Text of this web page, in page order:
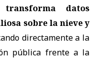
datos
sobre la nieve y
directamente a la
pública frente a la